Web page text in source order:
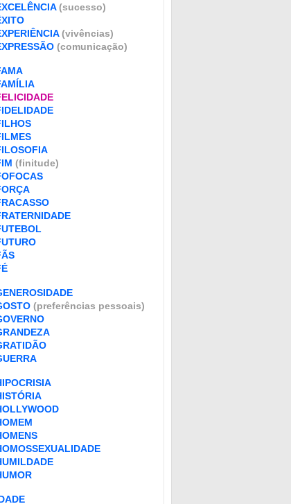
(sucesso)
(vivências)
(comunicação)
(finitude)
(preferências pessoais)